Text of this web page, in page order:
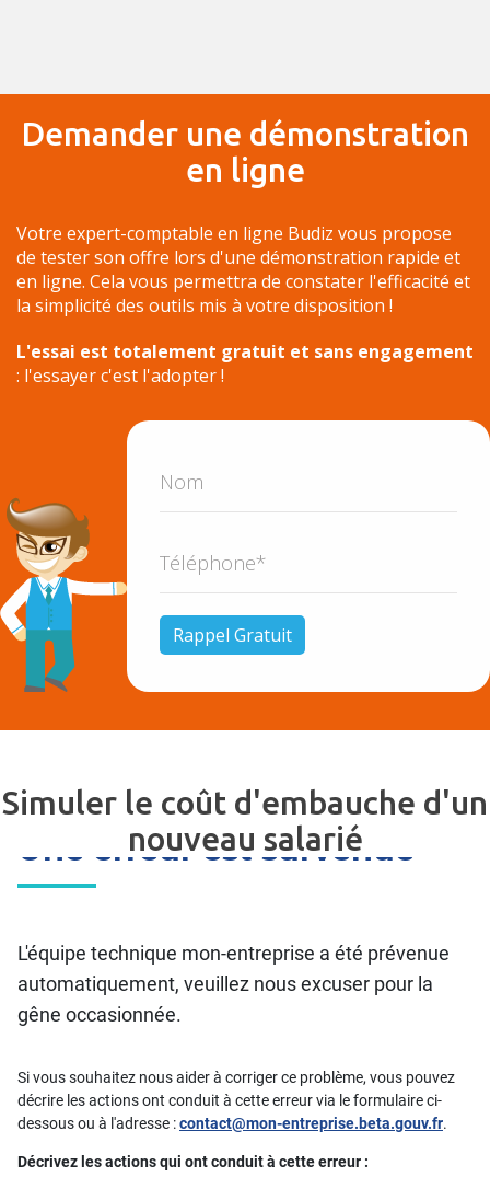
Demander une démonstration
en ligne
Votre expert-comptable en ligne Budiz vous propose
de tester son offre lors d'une démonstration rapide et
en ligne. Cela vous permettra de constater l'efficacité et
la simplicité des outils mis à votre disposition !
L'essai est totalement gratuit et sans engagement
: l'essayer c'est l'adopter !
Simuler le coût d'embauche d'un
nouveau salarié